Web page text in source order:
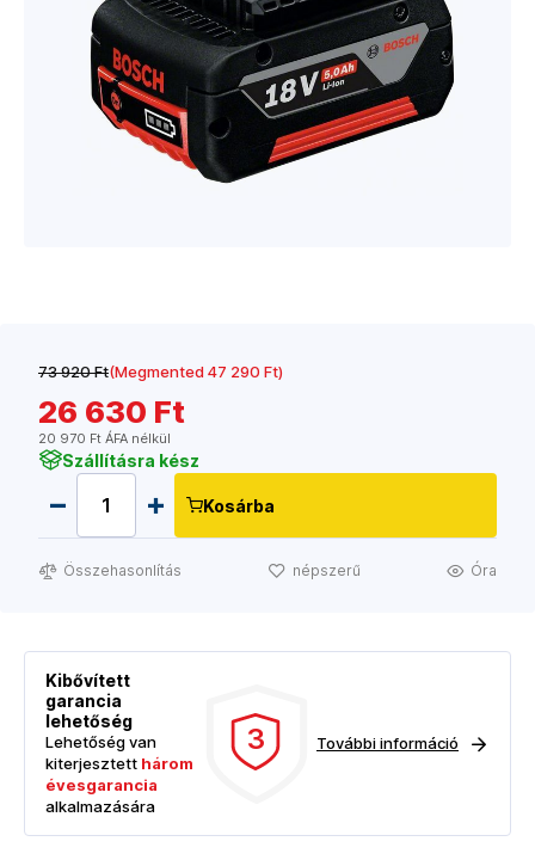
73 920 Ft(Megmented 47 290 Ft)
26 630 Ft
20 970 Ft ÁFA nélkül
Szállításra kész
Kosárba
Összehasonlítás népszerű Óra
Kibővített
garancia
lehetőség
Lehetőség van
kiterjesztett három
évesgarancia
alkalmazására
3 További információ